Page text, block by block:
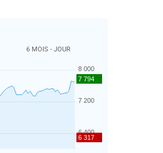
6 MOIS - JOUR